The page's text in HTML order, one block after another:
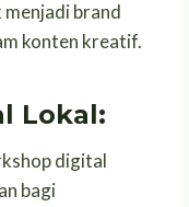
brand
konten kreatif.
Lokal:
digital
bagi